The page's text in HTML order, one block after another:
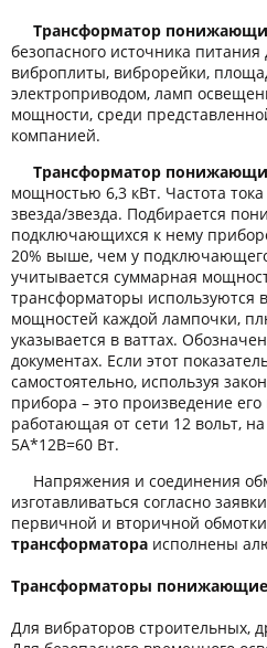
Трансформатор
безопасного источника
виброплиты, виброрейки,
электроприводом, ламп
мощности, среди
компанией.
Трансформатор
мощностью 6,3 кВт. Частота
звезда/звезда. Подбирается
подключающихся к нему
20% выше, чем у
учитывается суммарная
трансформаторы используются
мощностей каждой лампочки,
указывается в ваттах.
документах. Если этот
самостоятельно, используя
прибора – это произведение
работающая от сети 12 вольт,
5А*12В=60 Вт.
Напряжения и соединения
изготавливаться согласно
первичной и вторичной
трансформатора исполнены
Трансформаторы понижающие
Для вибраторов строительных,